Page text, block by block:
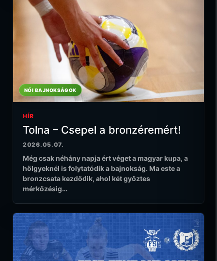
NŐI BAJNOKSÁGOK
HÍR
Tolna – Csepel a bronzéremért!
2026.05.07.
Még csak néhány napja ért véget a magyar kupa, a
hölgyeknél is folytatódik a bajnokság. Ma este a
bronzcsata kezdődik, ahol két győztes
mérkőzésig…